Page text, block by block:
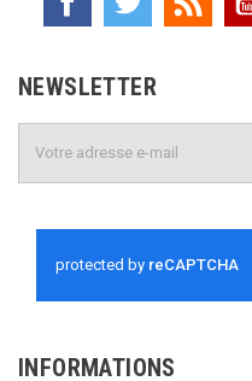
NEWSLETTER
INFORMATIONS